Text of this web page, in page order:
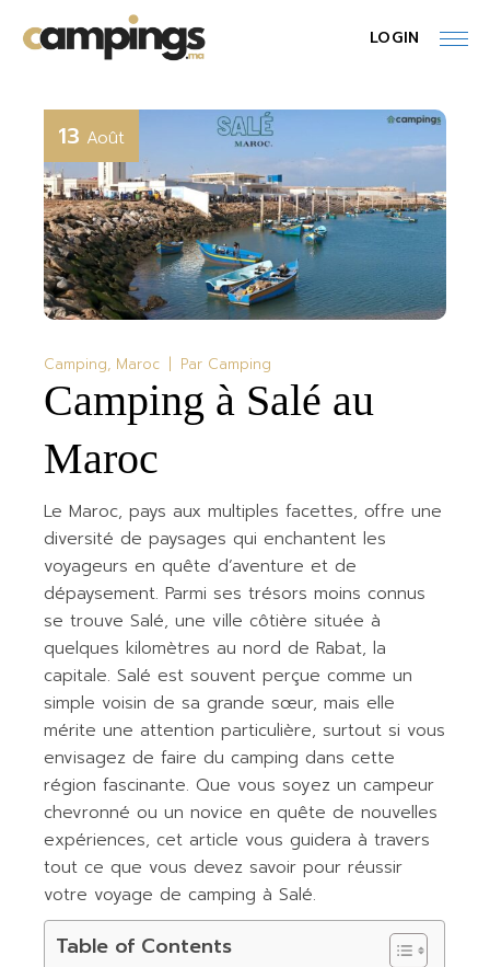
the
content
LOGIN
13 Août
Camping Maroc Par Camping
Camping à Salé au
Maroc
Le Maroc, pays aux multiples facettes, offre une
diversité de paysages qui enchantent les
voyageurs en quête d’aventure et de
dépaysement. Parmi ses trésors moins connus
se trouve Salé, une ville côtière située à
quelques kilomètres au nord de Rabat, la
capitale. Salé est souvent perçue comme un
simple voisin de sa grande sœur, mais elle
mérite une attention particulière, surtout si vous
envisagez de faire du camping dans cette
région fascinante. Que vous soyez un campeur
chevronné ou un novice en quête de nouvelles
expériences, cet article vous guidera à travers
tout ce que vous devez savoir pour réussir
votre voyage de camping à Salé.
Table of Contents